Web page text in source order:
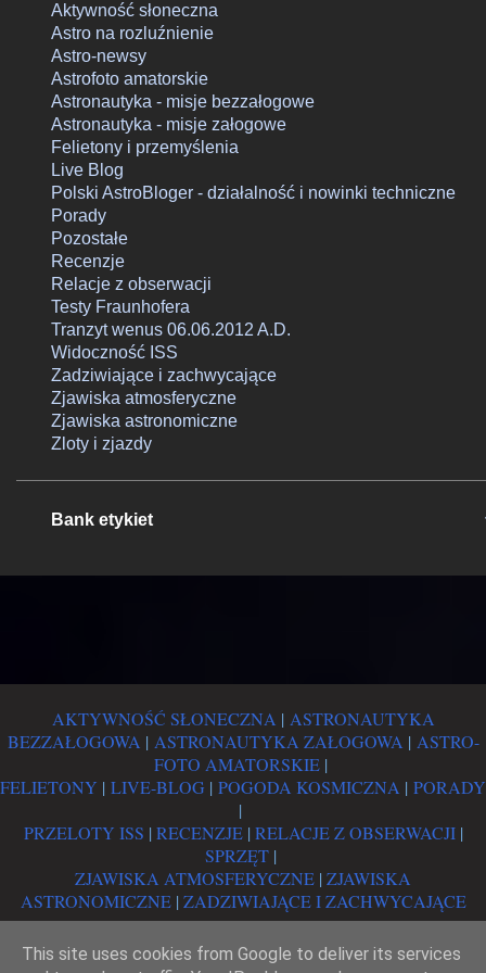
jeszcze żadna z dotychczasowych tegorocznych komet nie
przyniosła nam ochów i achów na miarę prognozy - pierwsza
uległa fragmentacji blisko dwa miesiące przed peryhelium,
niespełna miesiąc przed peryhelium, zanikając i rozpraszając
po przejściu nad północną półkulę, a już na horyzoncie pojawia
się trzecia - C/2020 F3 (NEOWISE), która za kilka tygodni
osiągnie peryhelium aspirując w prognozie blasku do rangi
rozpadniętych poprzedniczek. Przyjrzyjmy się więc tej komecie
rzućmy okiem czego możemy o...
Aktywność słoneczna
Astro na rozluźnienie
Astro-newsy
Astrofoto amatorskie
Astronautyka - misje bezzałogowe
Astronautyka - misje załogowe
Felietony i przemyślenia
Live Blog
Polski AstroBloger - działalność i nowinki techniczne
Porady
Pozostałe
Recenzje
Relacje z obserwacji
Testy Fraunhofera
Tranzyt wenus 06.06.2012 A.D.
Widoczność ISS
Zadziwiające i zachwycające
Zjawiska atmosferyczne
Zjawiska astronomiczne
Zloty i zjazdy
Bank etykiet
AKTYWNOŚĆ SŁONECZNA | ASTRONAUTYKA
BEZZAŁOGOWA | ASTRONAUTYKA ZAŁOGOWA | ASTRO-
FOTO AMATORSKIE|
FELIETONY | LIVE-BLOG | POGODA KOSMICZNA | PORADY
|
PRZELOTY ISS | RECENZJE| RELACJE Z OBSERWACJI|
SPRZĘT|
ZJAWISKA ATMOSFERYCZNE | ZJAWISKA
ASTRONOMICZNE| ZADZIWIAJĄCE I ZACHWYCAJĄCE
This site uses cookies from Google to deliver its services